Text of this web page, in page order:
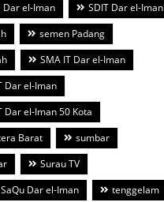
Dar el-Iman
SDIT Dar el-Iman
semen Padang
SMA IT Dar el-Iman
Dar el-Iman
Dar el-Iman 50 Kota
Barat
sumbar
Surau TV
Dar el-Iman
tenggelam